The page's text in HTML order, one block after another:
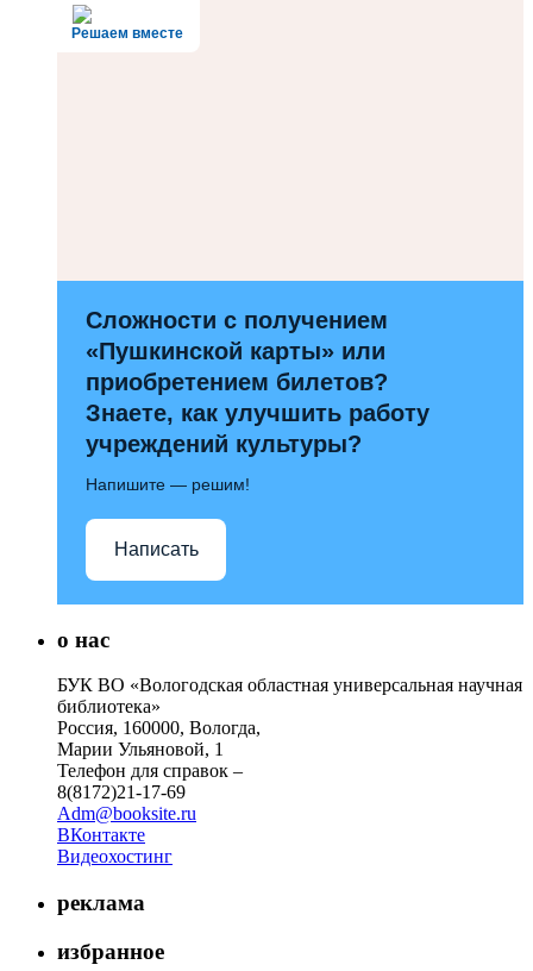
Решаем вместе
Сложности с получением
«Пушкинской карты» или
приобретением билетов?
Знаете, как улучшить работу
учреждений культуры?
Напишите — решим!
Написать
о нас
БУК ВО «Вологодская областная универсальная научная
библиотека»
Россия, 160000, Вологда,
Марии Ульяновой, 1
Телефон для справок –
8(8172)21-17-69
Adm@booksite.ru
ВКонтакте
Видеохостинг
реклама
избранное